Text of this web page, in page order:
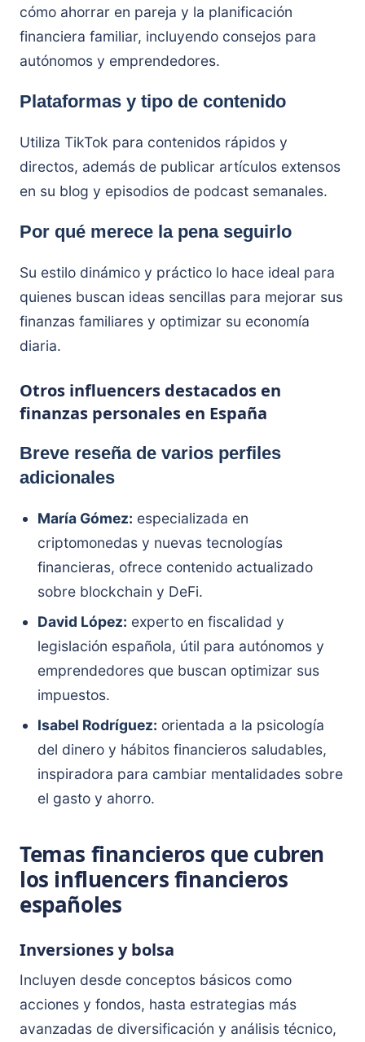
cómo ahorrar en pareja y la planificación
financiera familiar, incluyendo consejos para
autónomos y emprendedores.
Plataformas y tipo de contenido
Utiliza TikTok para contenidos rápidos y
directos, además de publicar artículos extensos
en su blog y episodios de podcast semanales.
Por qué merece la pena seguirlo
Su estilo dinámico y práctico lo hace ideal para
quienes buscan ideas sencillas para mejorar sus
finanzas familiares y optimizar su economía
diaria.
Otros influencers destacados en
finanzas personales en España
Breve reseña de varios perfiles
adicionales
María Gómez: especializada en
criptomonedas y nuevas tecnologías
financieras, ofrece contenido actualizado
sobre blockchain y DeFi.
David López: experto en fiscalidad y
legislación española, útil para autónomos y
emprendedores que buscan optimizar sus
impuestos.
Isabel Rodríguez: orientada a la psicología
del dinero y hábitos financieros saludables,
inspiradora para cambiar mentalidades sobre
el gasto y ahorro.
Temas financieros que cubren
los influencers financieros
españoles
Inversiones y bolsa
Incluyen desde conceptos básicos como
acciones y fondos, hasta estrategias más
avanzadas de diversificación y análisis técnico,